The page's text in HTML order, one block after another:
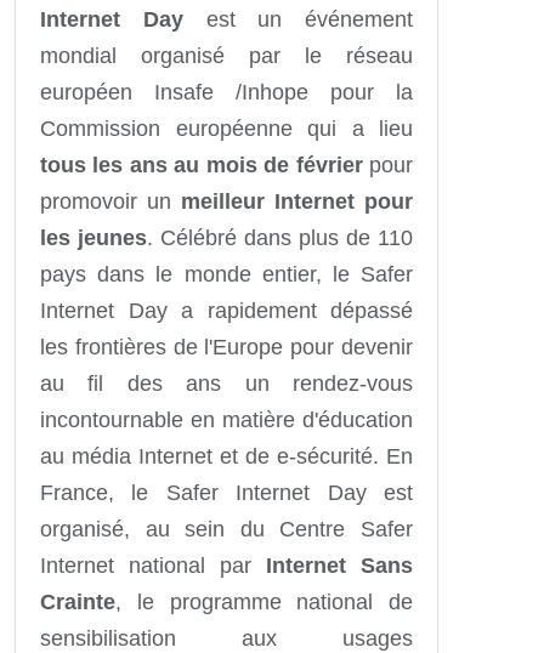
Internet Dayest un événement
mondial organisé par le réseau
européen Insafe /Inhope pour la
Commission européenne qui a lieu
tous les ans au mois de févrierpour
promovoir un meilleur Internet pour
les jeunes. Célébré dans plus de 110
pays dans le monde entier, le Safer
Internet Day a rapidement dépassé
les frontières de l'Europe pour devenir
au fil des ans un rendez-vous
incontournable en matière d'éducation
au média Internet et de e-sécurité. En
France, le Safer Internet Day est
organisé, au sein du Centre Safer
Internet national par Internet Sans
Crainte, le programme national de
sensibilisation aux usages